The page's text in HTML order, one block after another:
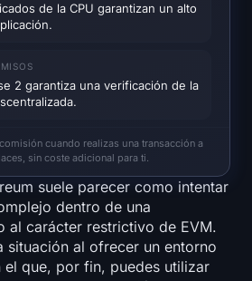
Avaricia
de la CPU garantizan un alto
2 garantiza una verificación de la
cuando realizas una transacción a
sin coste adicional para ti.
suele parecer como intentar
dentro de una
al carácter restrictivo de EVM.
situación al ofrecer un entorno
el que, por fin, puedes utilizar